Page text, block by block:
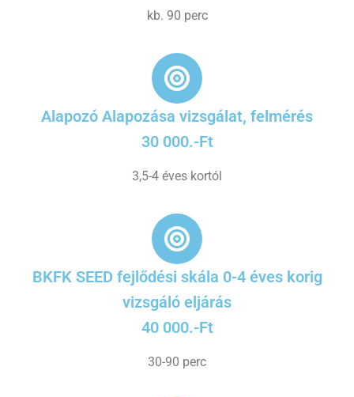
kb. 90 perc
Alapozó Alapozása vizsgálat, felmérés
30 000.-Ft
3,5-4 éves kortól
BKFK SEED fejlődési skála 0-4 éves korig
vizsgáló eljárás
40 000.-Ft
30-90 perc